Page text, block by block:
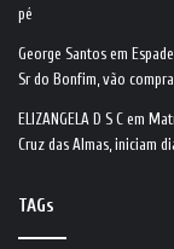
pé
George Santos em
Sr do Bonfim, vão
ELIZANGELA D S C em
Cruz das Almas, iniciam
TAGs